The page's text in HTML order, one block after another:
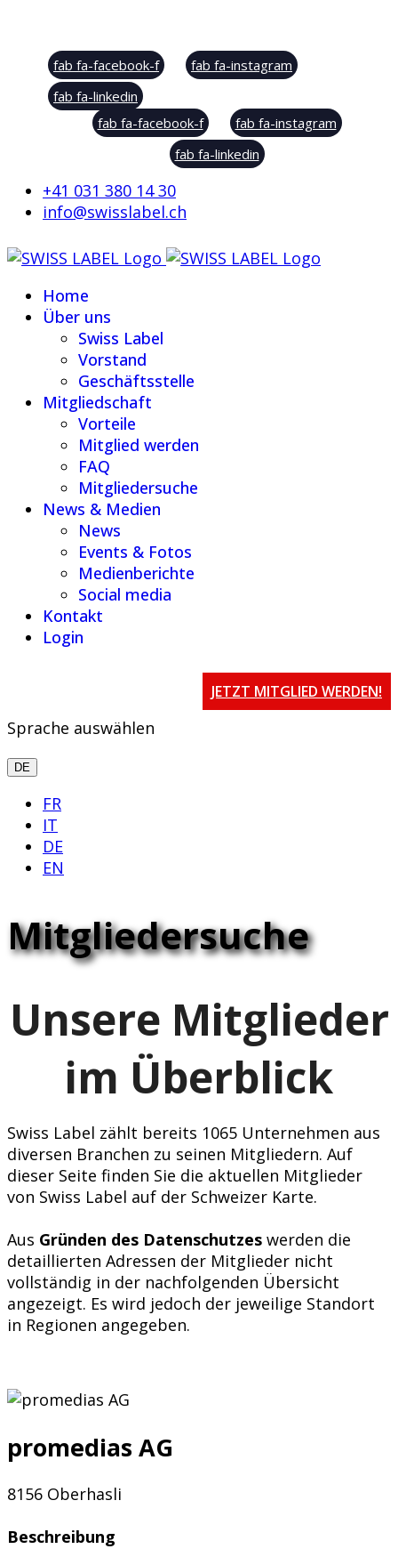
fab fa-facebook-f
fab fa-instagram
fab fa-linkedin
fab fa-facebook-f
fab fa-instagram
fab fa-linkedin
+41 031 380 14 30
info@swisslabel.ch
Home
Über uns
Swiss Label
Vorstand
Geschäftsstelle
Mitgliedschaft
Vorteile
Mitglied werden
FAQ
Mitgliedersuche
News & Medien
News
Events & Fotos
Medienberichte
Social media
Kontakt
Login
JETZT MITGLIED WERDEN!
Sprache auswählen
DE
FR
IT
DE
EN
Mitgliedersuche
Unsere Mitglieder
im Überblick
Swiss Label zählt bereits 1065 Unternehmen aus
diversen Branchen zu seinen Mitgliedern. Auf
dieser Seite finden Sie die aktuellen Mitglieder
von Swiss Label auf der Schweizer Karte.
Aus Gründen des Datenschutzes werden die
detaillierten Adressen der Mitglieder nicht
vollständig in der nachfolgenden Übersicht
angezeigt. Es wird jedoch der jeweilige Standort
in Regionen angegeben.
promedias AG
8156 Oberhasli
Beschreibung